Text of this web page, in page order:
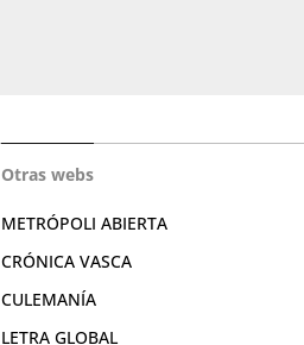
Otras webs
METRÓPOLI ABIERTA
CRÓNICA VASCA
CULEMANÍA
LETRA GLOBAL